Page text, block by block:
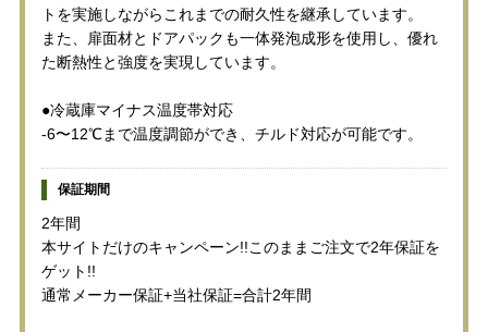
トを実施しながらこれまでの耐久性を継承しています。
また、扉面材とドアパックも一体発泡成形を使用し、優れ
た断熱性と強度を実現しています。
●冷蔵庫マイナス温度帯対応
-6〜12℃まで温度調節ができ、チルド対応が可能です。
保証期間
2年間
本サイトだけのキャンペーン!!このままご注文で2年保証を
ゲット!!
通常メーカー保証+当社保証=合計2年間